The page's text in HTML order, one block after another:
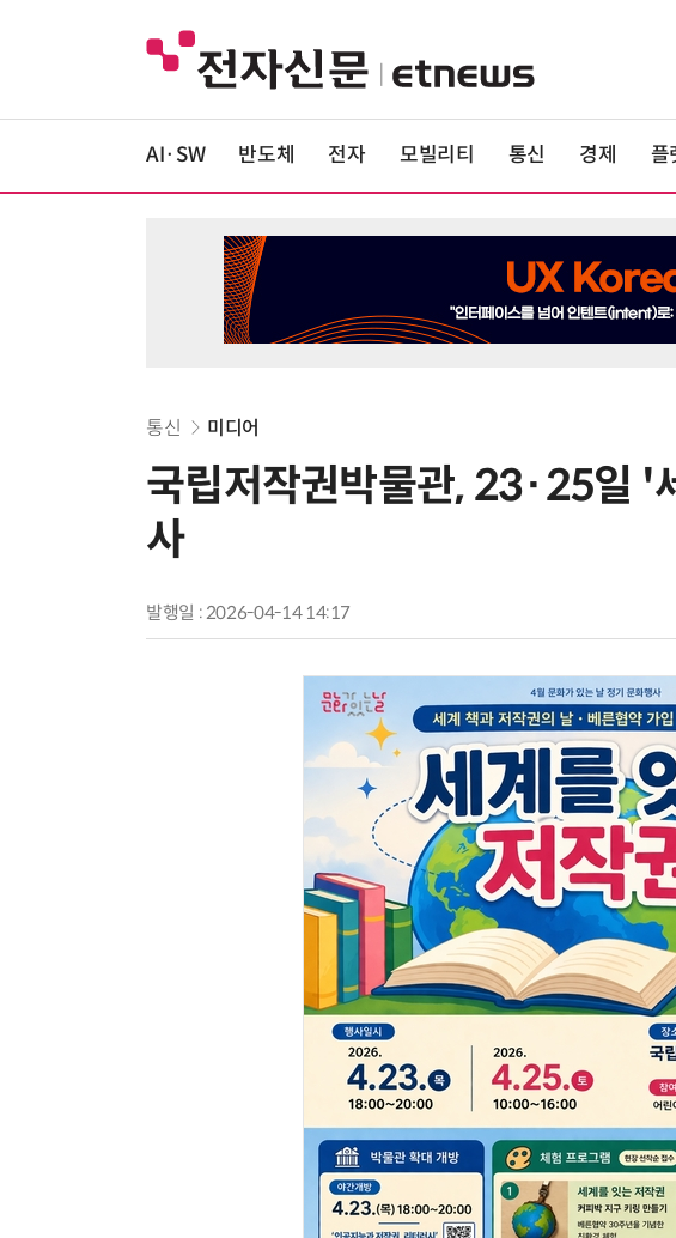
AI·SW 반도체 전자 모빌리티 통신 경제 플
통신 미디어
국립저작권박물관, 23·25일 '
사
발행일 : 2026-04-14 14:17
AI Native Enterprise를 지원하는 AI Ready Data 플랫폼 활용 전략